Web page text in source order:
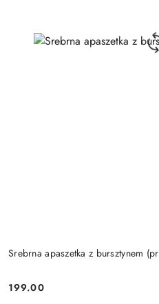
Srebrna apaszetka z bursztynem
Cena:
199.00